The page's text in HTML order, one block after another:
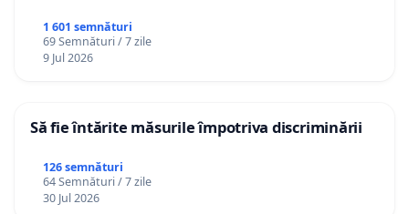
1 601 semnături
69 Semnături / 7 zile
9 Jul 2026
Să fie întărite măsurile împotriva discriminării
126 semnături
64 Semnături / 7 zile
30 Jul 2026